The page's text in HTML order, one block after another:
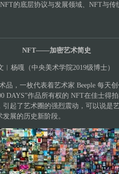
的底层协议与发展领域、NFT与传
NFT——加密艺术简史
︱杨嘎（中央美术学院2019级博士）
品，一枚代表着艺术家 Beeple 每天
DAYS”作品所有权的 NFT在佳士得
引起了艺术圈的强烈震动，可以说是
展的历史新阶段。